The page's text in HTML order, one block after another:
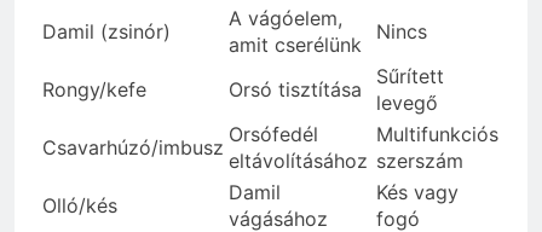
Damil (zsinór)
A vágóelem,
amit cserélünk
Nincs
Rongy/kefe Orsó tisztítása
Sűrített
levegő
Csavarhúzó/imbusz
Orsófedél
eltávolításához
Multifunkciós
szerszám
Olló/kés
Damil
vágásához
Kés vagy
fogó